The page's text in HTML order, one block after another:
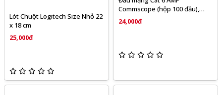
Lót Chuột Logitech Size Nhỏ 22
x 18 cm
25,000đ
Commscope (hộp 100 đầu),
chính hãng UTP-2111989-3
24,000đ